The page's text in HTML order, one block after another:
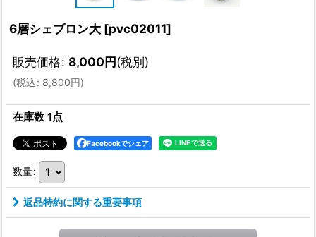
6層シェブロン大 [pvc02011]
販売価格: 8,000円(税別)
(税込: 8,800円)
在庫数 1点
Facebookでシェア
数量:
返品特約に関する重要事項